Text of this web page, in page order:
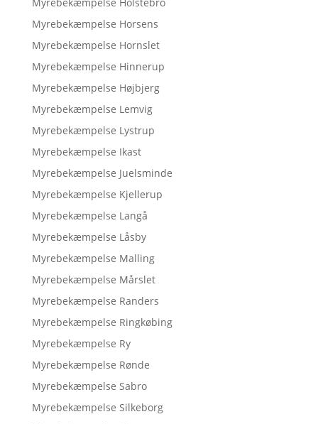
Myrebekæmpelse Horsens
Myrebekæmpelse Hornslet
Myrebekæmpelse Hinnerup
Myrebekæmpelse Højbjerg
Myrebekæmpelse Lemvig
Myrebekæmpelse Lystrup
Myrebekæmpelse Ikast
Myrebekæmpelse Juelsminde
Myrebekæmpelse Kjellerup
Myrebekæmpelse Langå
Myrebekæmpelse Låsby
Myrebekæmpelse Malling
Myrebekæmpelse Mårslet
Myrebekæmpelse Randers
Myrebekæmpelse Ringkøbing
Myrebekæmpelse Ry
Myrebekæmpelse Rønde
Myrebekæmpelse Sabro
Myrebekæmpelse Silkeborg